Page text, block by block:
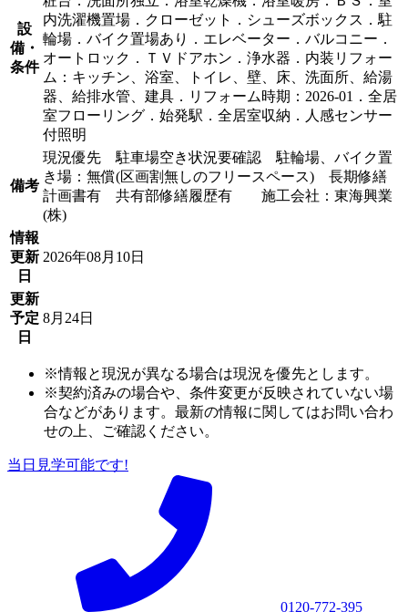
設
備・
条件
内洗濯機置場．クローゼット．シューズボックス．駐
輪場．バイク置場あり．エレベーター．バルコニー．
オートロック．ＴＶドアホン．浄水器．内装リフォー
ム：キッチン、浴室、トイレ、壁、床、洗面所、給湯
器、給排水管、建具．リフォーム時期：2026-01．全居
室フローリング．始発駅．全居室収納．人感センサー
付照明
備考
現況優先 駐車場空き状況要確認 駐輪場、バイク置
き場：無償(区画割無しのフリースペース) 長期修繕
計画書有 共有部修繕履歴有 施工会社：東海興業
(株)
情報
更新
日
2026年08月10日
更新
予定
日
8月24日
※情報と現況が異なる場合は現況を優先とします。
※契約済みの場合や、条件変更が反映されていない場
合などがあります。最新の情報に関してはお問い合わ
せの上、ご確認ください。
当日見学可能です!
0120-772-395